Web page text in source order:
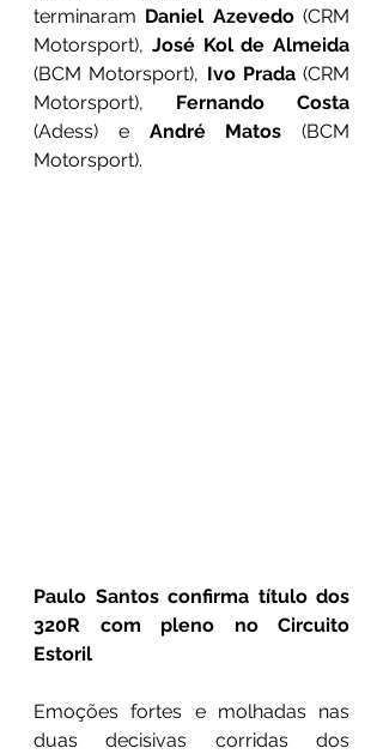
terminaram Daniel Azevedo (CRM
Motorsport), José Kol de Almeida
(BCM Motorsport), Ivo Prada (CRM
Motorsport), Fernando Costa
(Adess) e André Matos (BCM
Motorsport).
Paulo Santos confirma título dos
320R com pleno no Circuito
Estoril
Emoções fortes e molhadas nas
duas decisivas corridas dos